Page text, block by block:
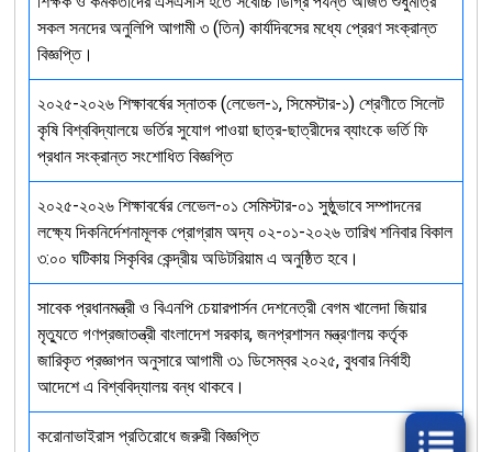
সকল সনদের অনুলিপি আগামী ৩ (তিন) কার্যদিবসের মধ্যে প্রেরণ সংক্রান্ত
বিজ্ঞপ্তি।
২০২৫-২০২৬ শিক্ষাবর্ষের স্নাতক (লেভেল-১, সিমেস্টার-১) শ্রেণীতে সিলেট
কৃষি বিশ্ববিদ্যালয়ে ভর্তির সুযোগ পাওয়া ছাত্র-ছাত্রীদের ব্যাংকে ভর্তি ফি
প্রধান সংক্রান্ত সংশোধিত বিজ্ঞপ্তি
২০২৫-২০২৬ শিক্ষাবর্ষের লেভেল-০১ সেমিস্টার-০১ সুষ্ঠুভাবে সম্পাদনের
লক্ষ্যে দিকনির্দেশনামূলক প্রোগ্রাম অদ্য ০২-০১-২০২৬ তারিখ শনিবার বিকাল
৩:০০ ঘটিকায় সিকৃবির কেন্দ্রীয় অডিটরিয়াম এ অনুষ্ঠিত হবে।
সাবেক প্রধানমন্ত্রী ও বিএনপি চেয়ারপার্সন দেশনেত্রী বেগম খালেদা জিয়ার
মৃত্যুতে গণপ্রজাতন্ত্রী বাংলাদেশ সরকার, জনপ্রশাসন মন্ত্রণালয় কর্তৃক
জারিকৃত প্রজ্ঞাপন অনুসারে আগামী ৩১ ডিসেম্বর ২০২৫, বুধবার নির্বাহী
আদেশে এ বিশ্ববিদ্যালয় বন্ধ থাকবে।
করোনাভাইরাস প্রতিরোধে জরুরী বিজ্ঞপ্তি